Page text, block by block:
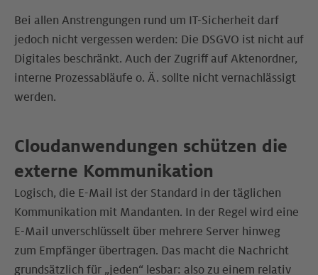
Bei allen Anstrengungen rund um IT-Sicherheit darf
jedoch nicht vergessen werden: Die DSGVO ist nicht auf
Digitales beschränkt. Auch der Zugriff auf Aktenordner,
interne Prozessabläufe o. Ä. sollte nicht vernachlässigt
werden.
Cloudanwendungen schützen die
externe Kommunikation
Logisch, die E-Mail ist der Standard in der täglichen
Kommunikation mit Mandanten. In der Regel wird eine
E-Mail unverschlüsselt über mehrere Server hinweg
zum Empfänger übertragen. Das macht die Nachricht
grundsätzlich für „jeden“ lesbar: also zu einem relativ